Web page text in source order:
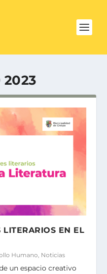
2023
LITERARIOS EN EL
Humano Noticias
un espacio creativo